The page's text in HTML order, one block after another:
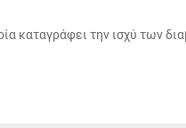
καταγράφει την ισχύ των